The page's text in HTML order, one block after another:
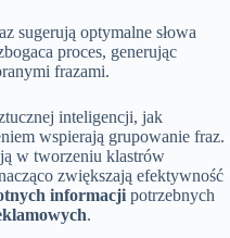
sugerują optymalne słowa
proces, generując
frazami.
inteligencji, jak
wspierają grupowanie fraz.
w tworzeniu klastrów
zwiększają efektywność
informacji potrzebnych
.